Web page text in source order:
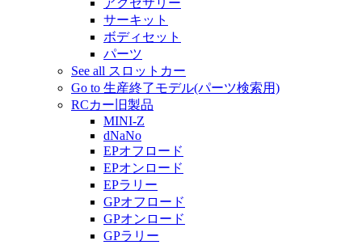
アクセサリー
サーキット
ボディセット
パーツ
See all スロットカー
Go to 生産終了モデル(パーツ検索用)
RCカー旧製品
MINI-Z
dNaNo
EPオフロード
EPオンロード
EPラリー
GPオフロード
GPオンロード
GPラリー